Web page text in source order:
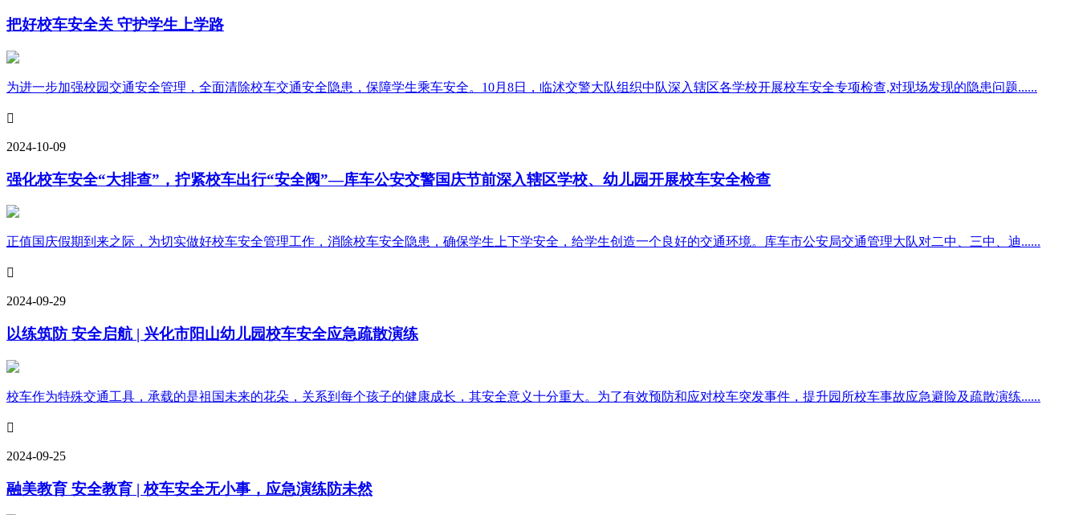
把好校车安全关 守护学生上学路
为进一步加强校园交通安全管理，全面清除校车交通安全隐患，保障学生乘车安全。10月8日，临沭交警大队组织中队深入辖区各学校开展校车安全专项检查,对现场发现的隐患问题......

2024-10-09
强化校车安全“大排查”，拧紧校车出行“安全阀”—库车公安交警国庆节前深入辖区学校、幼儿园开展校车安全检查
正值国庆假期到来之际，为切实做好校车安全管理工作，消除校车安全隐患，确保学生上下学安全，给学生创造一个良好的交通环境。库车市公安局交通管理大队对二中、三中、迪......

2024-09-29
以练筑防 安全启航 | 兴化市阳山幼儿园校车安全应急疏散演练
校车作为特殊交通工具，承载的是祖国未来的花朵，关系到每个孩子的健康成长，其安全意义十分重大。为了有效预防和应对校车突发事件，提升园所校车事故应急避险及疏散演练......

2024-09-25
融美教育 安全教育 | 校车安全无小事，应急演练防未然